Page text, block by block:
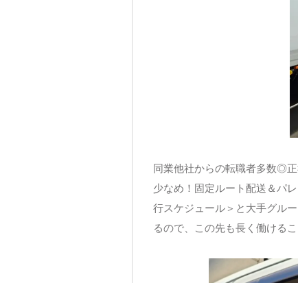
同業他社からの転職者多数◎
少なめ！固定ルート配送＆パ
行スケジュール＞と大手グル
るので、この先も長く働ける